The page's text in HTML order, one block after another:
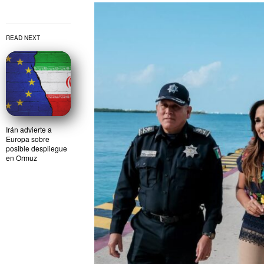
READ NEXT
Irán advierte a
Europa sobre
posible despliegue
en Ormuz